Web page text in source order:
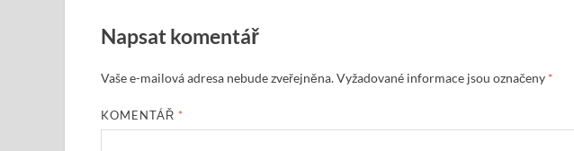
Napsat komentář
Vaše e-mailová adresa nebude zveřejněna.Vyžadované informace jsou označeny *
KOMENTÁŘ *